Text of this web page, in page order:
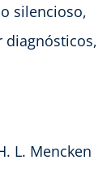
silencioso,
diagnósticos,
L. Mencken